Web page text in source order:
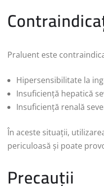
Praluent este
Hipersensibilitate la
Insuficiență hepatică
Insuficiență renală
În aceste situații,
periculoasă și poate
Precauții